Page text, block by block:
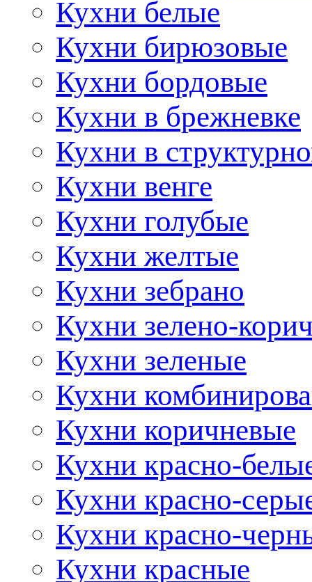
Кухни белые
Кухни бирюзовые
Кухни бордовые
Кухни в брежневке
Кухни в
Кухни венге
Кухни голубые
Кухни желтые
Кухни зебрано
Кухни зелено-
Кухни зеленые
Кухни
Кухни коричневые
Кухни красно-
Кухни красно-
Кухни красно-
Кухни красные